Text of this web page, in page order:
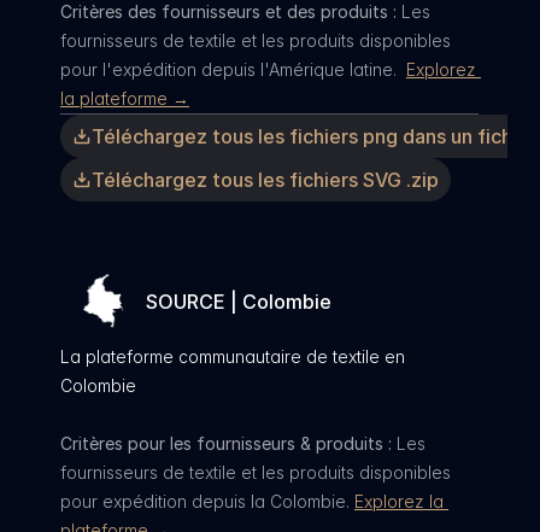
Critères des fournisseurs et des produits : Les
fournisseurs de textile et les produits disponibles
pour l'expédition depuis l'Amérique latine. Explorez
la plateforme →
Téléchargez tous les fichiers png dans un
Téléchargez tous les fichiers SVG .zip
SOURCE | Colombie
La plateforme communautaire de textile en
Colombie
Critères pour les fournisseurs & produits : Les
fournisseurs de textile et les produits disponibles
pour expédition depuis la Colombie. Explorez la